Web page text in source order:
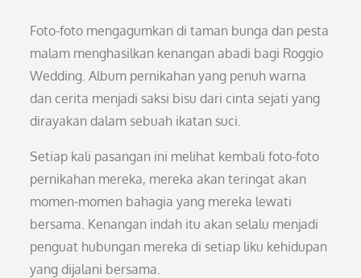
Foto-foto mengagumkan di taman bunga dan pesta
malam menghasilkan kenangan abadi bagi Roggio
Wedding. Album pernikahan yang penuh warna
dan cerita menjadi saksi bisu dari cinta sejati yang
dirayakan dalam sebuah ikatan suci.
Setiap kali pasangan ini melihat kembali foto-foto
pernikahan mereka, mereka akan teringat akan
momen-momen bahagia yang mereka lewati
bersama. Kenangan indah itu akan selalu menjadi
penguat hubungan mereka di setiap liku kehidupan
yang dijalani bersama.